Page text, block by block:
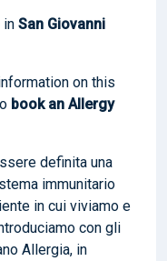
in San Giovanni
on this
book an Allergy
definita una
immunitario
in cui viviamo e
con gli
Allergia, in